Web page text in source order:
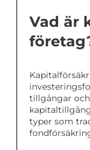
Vad är
tillgångar
typer som